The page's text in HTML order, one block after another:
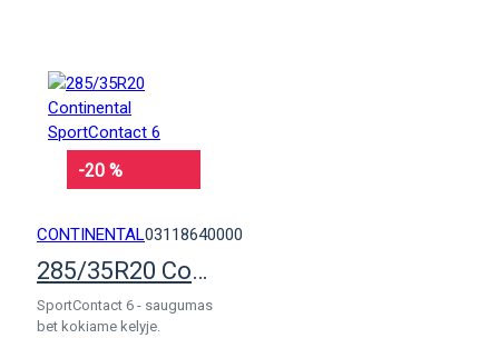
-20 %
CONTINENTAL03118640000
285/35R20 Continental SportContact 6
SportContact 6 - saugumas
bet kokiame kelyje.